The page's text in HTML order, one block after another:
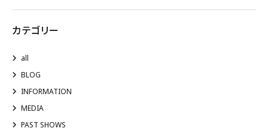
カテゴリー
all
BLOG
INFORMATION
MEDIA
PAST SHOWS